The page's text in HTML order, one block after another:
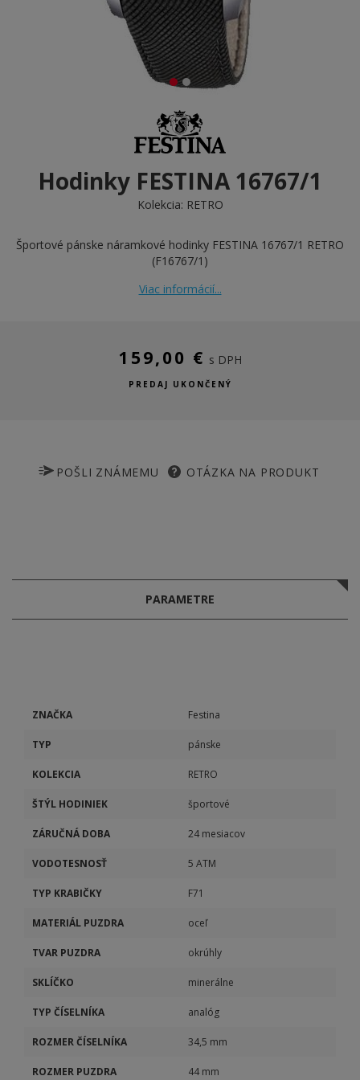
Hodinky FESTINA 16767/1
Kolekcia: RETRO
Športové pánske náramkové hodinky FESTINA 16767/1 RETRO
(F16767/1)
Viac informácií...
159,00 € s DPH
PREDAJ UKONČENÝ
POŠLI ZNÁMEMU OTÁZKA NA PRODUKT
PARAMETRE
ZNAČKA Festina
TYP pánske
KOLEKCIA RETRO
ŠTÝL HODINIEK športové
ZÁRUČNÁ DOBA 24 mesiacov
VODOTESNOSŤ 5 ATM
TYP KRABIČKY F71
MATERIÁL PUZDRA oceľ
TVAR PUZDRA okrúhly
SKLÍČKO minerálne
TYP ČÍSELNÍKA analóg
ROZMER ČÍSELNÍKA 34,5 mm
ROZMER PUZDRA 44 mm